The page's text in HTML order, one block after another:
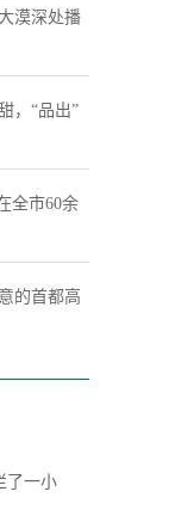
漠深处播
，“品出”
全市60余
的首都高
了一小